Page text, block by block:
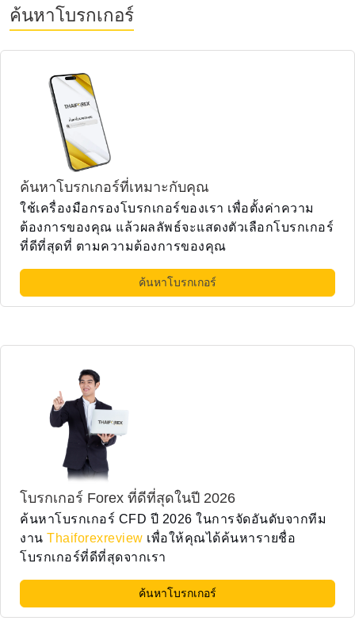
ค้นหาโบรกเกอร์
ค้นหาโบรกเกอร์ที่เหมาะกับคุณ
ใช้เครื่องมือกรองโบรกเกอร์ของเรา เพื่อตั้งค่าความ
ต้องการของคุณ แล้วผลลัพธ์จะแสดงตัวเลือกโบรกเกอร์
ที่ดีที่สุดที่ ตามความต้องการของคุณ
ค้นหาโบรกเกอร์
โบรกเกอร์ Forex ที่ดีที่สุดในปี 2026
ค้นหาโบรกเกอร์ CFD ปี 2026 ในการจัดอันดับจากทีม
งาน Thaiforexreview เพื่อให้คุณได้ค้นหารายชื่อ
โบรกเกอร์ที่ดีที่สุดจากเรา
ค้นหาโบรกเกอร์